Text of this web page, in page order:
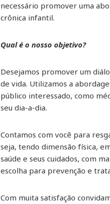
necessário promover uma
crônica infantil.
Qual é o nosso objetivo?
Desejamos promover um
de vida. Utilizamos a
público interessado, como
seu dia-a-dia.
Contamos com você para
seja, tendo dimensão física,
saúde e seus cuidados, com
escolha para prevenção e
Com muita satisfação